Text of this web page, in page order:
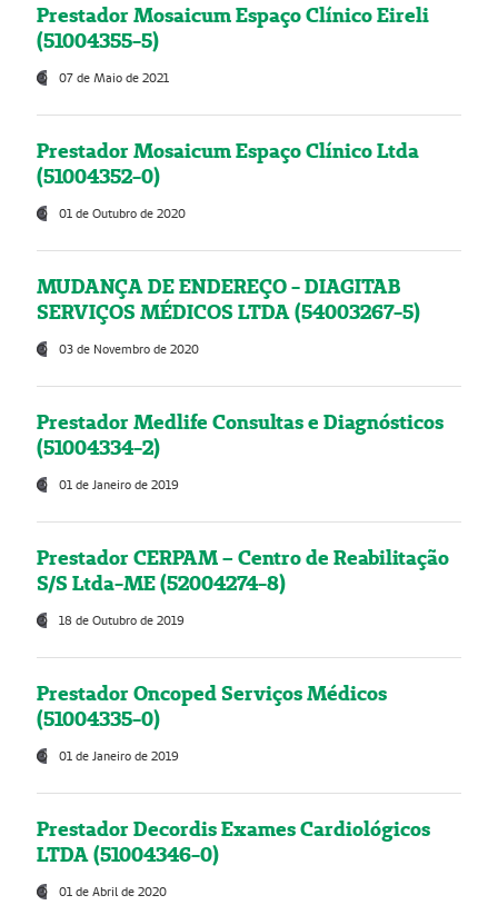
Prestador Mosaicum Espaço Clínico Eireli
(51004355-5)
07 de Maio de 2021
Prestador Mosaicum Espaço Clínico Ltda
(51004352-0)
01 de Outubro de 2020
MUDANÇA DE ENDEREÇO - DIAGITAB
SERVIÇOS MÉDICOS LTDA (54003267-5)
03 de Novembro de 2020
Prestador Medlife Consultas e Diagnósticos
(51004334-2)
01 de Janeiro de 2019
Prestador CERPAM – Centro de Reabilitação
S/S Ltda-ME (52004274-8)
18 de Outubro de 2019
Prestador Oncoped Serviços Médicos
(51004335-0)
01 de Janeiro de 2019
Prestador Decordis Exames Cardiológicos
LTDA (51004346-0)
01 de Abril de 2020